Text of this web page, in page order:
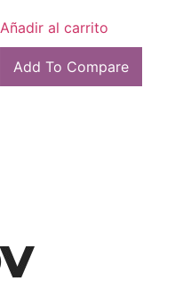
Añadir al carrito
Add To Compare